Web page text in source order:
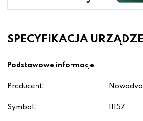
SPECYFIKACJA
Podstawowe informacje
Producent:
Symbol: 11157